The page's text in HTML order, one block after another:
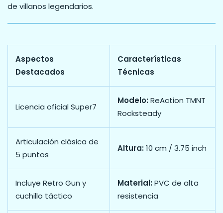
de villanos legendarios.
Aspectos
Destacados
Características
Técnicas
Licencia oficial Super7
Modelo: ReAction TMNT
Rocksteady
Articulación clásica de
5 puntos
Altura: 10 cm / 3.75 inch
Incluye Retro Gun y
cuchillo táctico
Material: PVC de alta
resistencia